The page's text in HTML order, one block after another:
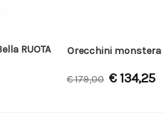
RUOTA
Orecchini monstera
€179,00 €134,25